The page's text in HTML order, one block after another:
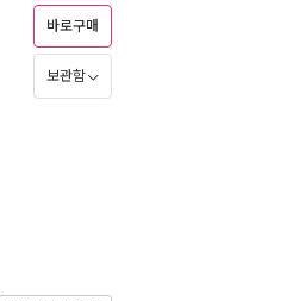
바로구매
보관함